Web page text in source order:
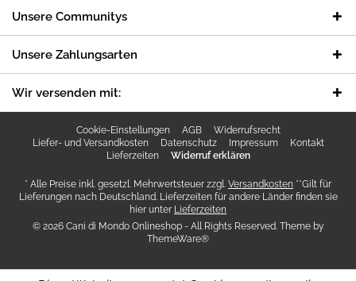
Unsere Communitys
Unsere Zahlungsarten
Wir versenden mit:
Cookie-Einstellungen AGB
Widerrufsrecht
Liefer- und Versandkosten
Datenschutz Impressum
Kontakt
Lieferzeiten
Widerruf erklären
* Alle Preise inkl. gesetzl. Mehrwertsteuer zzgl. Versandkosten **Gilt für
Lieferungen nach Deutschland. Lieferzeiten für andere Länder finden sie
hier unter Lieferzeiten
© 2026 Cani di Mondo Onlineshop - All Rights Reserved. Theme by
ThemeWare®